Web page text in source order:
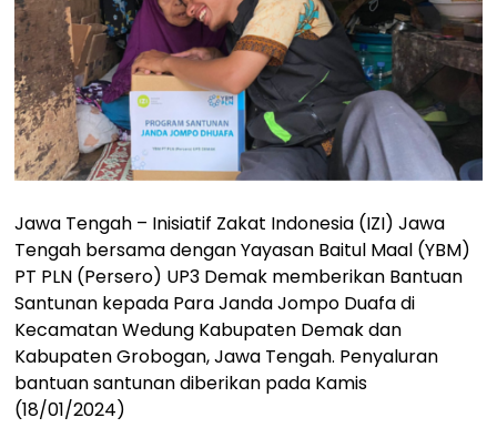
Jawa Tengah – Inisiatif Zakat Indonesia (IZI) Jawa
Tengah bersama dengan Yayasan Baitul Maal (YBM)
PT PLN (Persero) UP3 Demak memberikan Bantuan
Santunan kepada Para Janda Jompo Duafa di
Kecamatan Wedung Kabupaten Demak dan
Kabupaten Grobogan, Jawa Tengah. Penyaluran
bantuan santunan diberikan pada Kamis
(18/01/2024)